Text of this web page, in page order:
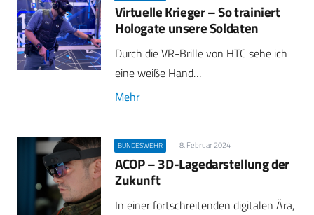
Virtuelle Krieger – So trainiert
Hologate unsere Soldaten
Durch die VR-Brille von HTC sehe ich
eine weiße Hand…
Mehr
BUNDESWEHR 8. Februar 2024
ACOP – 3D-Lagedarstellung der
Zukunft
In einer fortschreitenden digitalen Ära,